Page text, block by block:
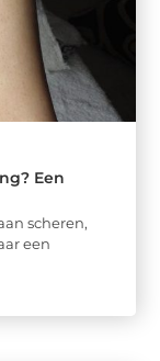
Een
scheren,
een